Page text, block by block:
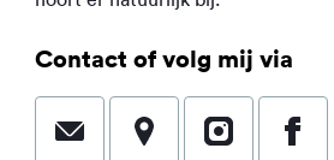
Contact of volg mij via